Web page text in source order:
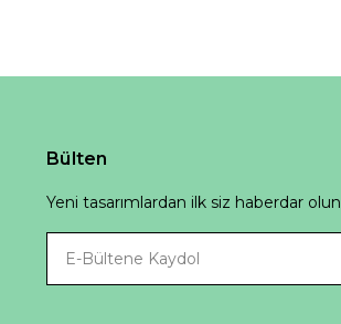
Bülten
Yeni tasarımlardan ilk siz haberdar olun